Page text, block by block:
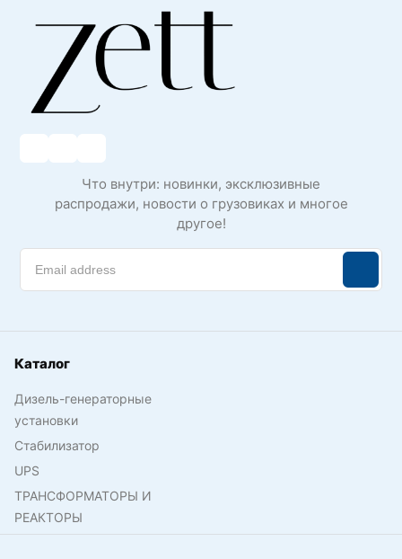
Что внутри: новинки, эксклюзивные
распродажи, новости о грузовиках и многое
другое!
Каталог
Дизель-генераторные
установки
Стабилизатор
UPS
ТРАНСФОРМАТОРЫ И
РЕАКТОРЫ